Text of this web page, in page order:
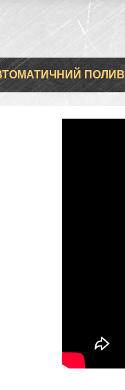
ПОЛИВ